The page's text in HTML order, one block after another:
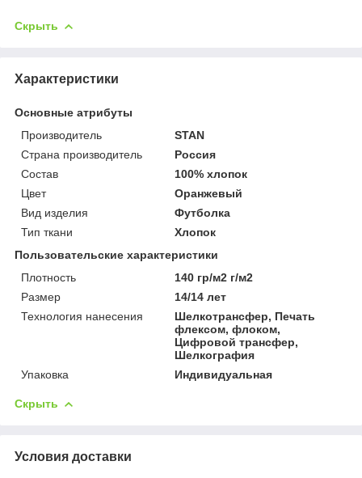
Скрыть
Характеристики
Основные атрибуты
Производитель
STAN
Страна производитель
Россия
Состав
100% хлопок
Цвет
Оранжевый
Вид изделия
Футболка
Тип ткани
Хлопок
Пользовательские характеристики
Плотность
140 гр/м2 г/м2
Размер
14/14 лет
Технология нанесения
Шелкотрансфер, Печать
флексом, флоком,
Цифровой трансфер,
Шелкография
Упаковка
Индивидуальная
Скрыть
Условия доставки